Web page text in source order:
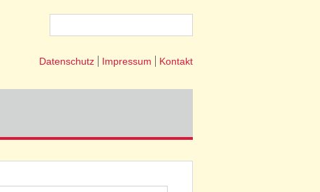
Kontakt
Impressum
Datenschutz